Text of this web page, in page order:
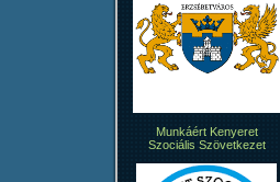
Munkáért Kenyeret
Szociális Szövetkezet